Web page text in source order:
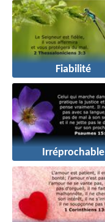
Fiabilité
Irréprochable